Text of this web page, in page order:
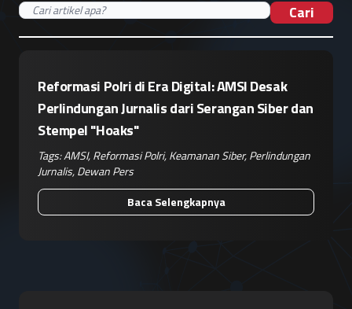
Cari
Reformasi Polri di Era Digital: AMSI Desak
Perlindungan Jurnalis dari Serangan Siber dan
Stempel "Hoaks"
Tags:AMSI,Reformasi Polri,Keamanan Siber,Perlindungan
Jurnalis,Dewan Pers
Baca Selengkapnya